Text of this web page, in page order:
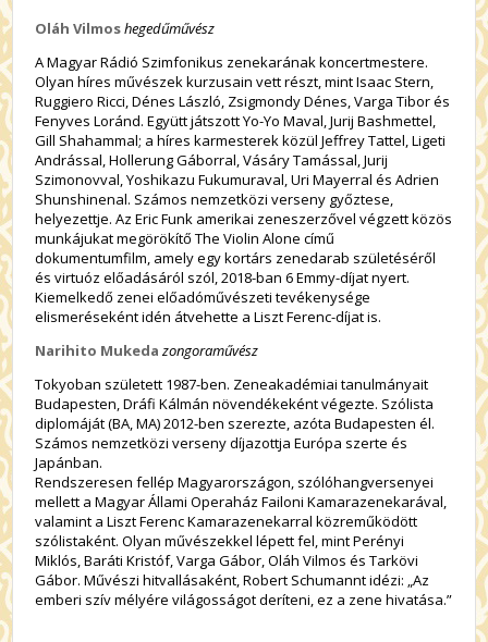
Oláh Vilmoshegedűművész
A Magyar Rádió Szimfonikus zenekarának koncertmestere.
Olyan híres művészek kurzusain vett részt, mint Isaac Stern,
Ruggiero Ricci, Dénes László, Zsigmondy Dénes, Varga Tibor és
Fenyves Loránd. Együtt játszott Yo-Yo Maval, Jurij Bashmettel,
Gill Shahammal; a híres karmesterek közül Jeffrey Tattel, Ligeti
Andrással, Hollerung Gáborral, Vásáry Tamással, Jurij
Szimonovval, Yoshikazu Fukumuraval, Uri Mayerral és Adrien
Shunshinenal. Számos nemzetközi verseny győztese,
helyezettje. Az Eric Funk amerikai zeneszerzővel végzett közös
munkájukat megörökítő The Violin Alone című
dokumentumfilm, amely egy kortárs zenedarab születéséről
és virtuóz előadásáról szól, 2018-ban 6 Emmy-díjat nyert.
Kiemelkedő zenei előadóművészeti tevékenysége
elismeréseként idén átvehette a Liszt Ferenc-díjat is.
Narihito Mukeda zongoraművész
Tokyoban született 1987-ben. Zeneakadémiai tanulmányait
Budapesten, Dráfi Kálmán növendékeként végezte. Szólista
diplomáját (BA, MA) 2012-ben szerezte, azóta Budapesten él.
Számos nemzetközi verseny díjazottja Európa szerte és
Japánban.
Rendszeresen fellép Magyarországon, szólóhangversenyei
mellett a Magyar Állami Operaház Failoni Kamarazenekarával,
valamint a Liszt Ferenc Kamarazenekarral közreműködött
szólistaként. Olyan művészekkel lépett fel, mint Perényi
Miklós, Baráti Kristóf, Varga Gábor, Oláh Vilmos és Tarkövi
Gábor. Művészi hitvallásaként, Robert Schumannt idézi: „Az
emberi szív mélyére világosságot deríteni, ez a zene hivatása.”